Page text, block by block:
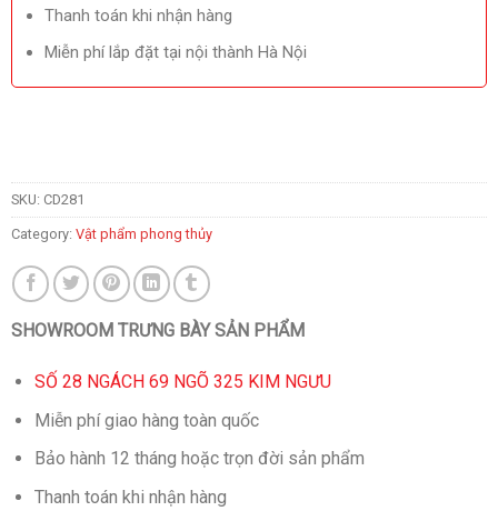
Thanh toán khi nhận hàng
Miễn phí lắp đặt tại nội thành Hà Nội
SKU: CD281
Category: Vật phẩm phong thủy
SHOWROOM TRƯNG BÀY SẢN PHẨM
SỐ 28 NGÁCH 69 NGÕ 325 KIM NGƯU
Miễn phí giao hàng toàn quốc
Bảo hành 12 tháng hoặc trọn đời sản phẩm
Thanh toán khi nhận hàng